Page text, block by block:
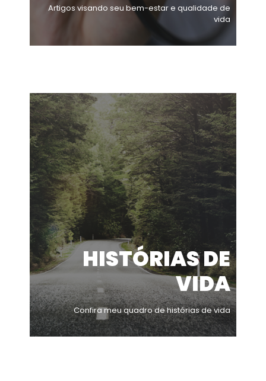
Artigos visando seu bem-estar e qualidade de
vida
HISTÓRIAS DE
VIDA
Confira meu quadro de histórias de vida